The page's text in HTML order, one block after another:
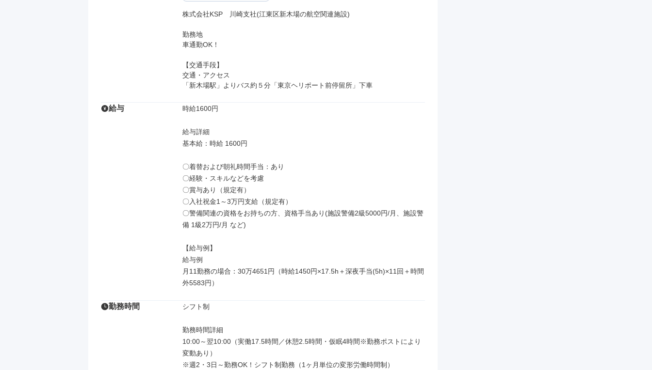
株式会社KSP　川崎支社(江東区新木場の航空関連施設)
勤務地
車通勤OK！
【交通手段】
交通・アクセス
「新木場駅」よりバス約５分「東京ヘリポート前停留所」下車
給与 時給1600円
給与詳細
基本給：時給 1600円
〇着替および朝礼時間手当：あり
〇経験・スキルなどを考慮
〇賞与あり（規定有）
〇入社祝金1～3万円支給（規定有）
〇警備関連の資格をお持ちの方、資格手当あり(施設警備2級5000円/月、施設警
備 1級2万円/月 など)
【給与例】
給与例
月11勤務の場合：30万4651円（時給1450円×17.5h＋深夜手当(5h)×11回＋時間
外5583円）
勤務時間 シフト制
勤務時間詳細
10:00～翌10:00（実働17.5時間／休憩2.5時間・仮眠4時間※勤務ポストにより
変動あり）
※週2・3日～勤務OK！シフト制勤務（1ヶ月単位の変形労働時間制）